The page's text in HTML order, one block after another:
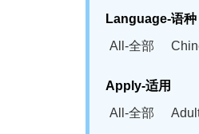
Language-语种
All-全部
Bahasa
Swahili(SW)-
Apply-适用
All-全部